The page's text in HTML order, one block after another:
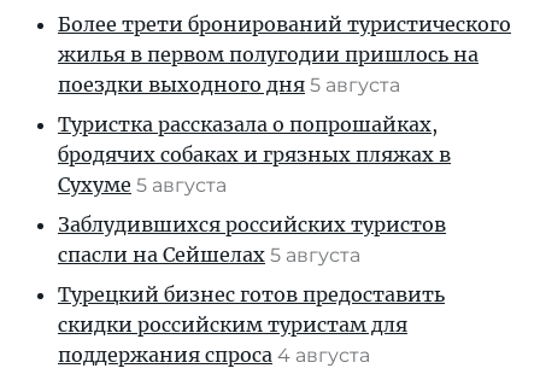
Более трети бронирований туристического
жилья в первом полугодии пришлось на
поездки выходного дня 5 августа
Туристка рассказала о попрошайках,
бродячих собаках и грязных пляжах в
Сухуме 5 августа
Заблудившихся российских туристов
спасли на Сейшелах 5 августа
Турецкий бизнес готов предоставить
скидки российским туристам для
поддержания спроса 4 августа